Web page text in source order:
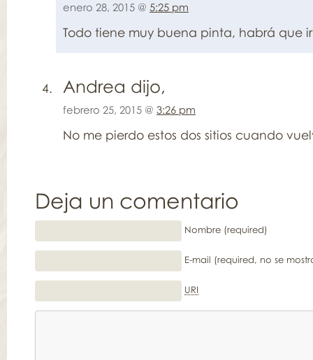
enero 28, 2015 @ 5:25 pm
Todo tiene muy buena pinta, habrá que
Andrea dijo,
febrero 25, 2015 @ 3:26 pm
No me pierdo estos dos sitios cuando
Deja un comentario
Nombre (required)
E-mail (required, no se
URI